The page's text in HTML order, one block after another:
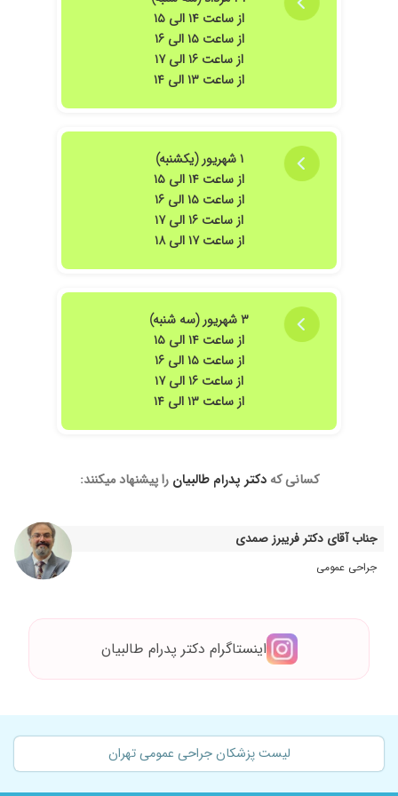
از ساعت ۱۴ الی ۱۵
از ساعت ۱۵ الی ۱۶
از ساعت ۱۶ الی ۱۷
از ساعت ۱۳ الی ۱۴
۱ شهریور (یکشنبه)
از ساعت ۱۴ الی ۱۵
از ساعت ۱۵ الی ۱۶
از ساعت ۱۶ الی ۱۷
از ساعت ۱۷ الی ۱۸
۳ شهریور (سه شنبه)
از ساعت ۱۴ الی ۱۵
از ساعت ۱۵ الی ۱۶
از ساعت ۱۶ الی ۱۷
از ساعت ۱۳ الی ۱۴
کسانی کهدکتر پدرام طالبیان را پیشنهاد میکنند:
جناب آقای دکتر فریبرز صمدی
جراحی عمومی
اینستاگرام دکتر پدرام طالبیان
لیست پزشکان جراحی عمومی تهران